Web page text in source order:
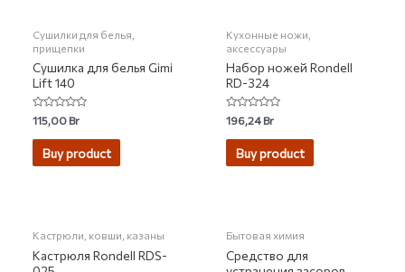
Сушилки для белья,
прищепки
Сушилка для белья Gimi
Lift 140
Rated
0
out
115,00Br
Buy product
Кухонные ножи,
аксессуары
Набор ножей Rondell
RD-324
Rated
0
out
196,24Br
Buy product
Кастрюли, ковши, казаны
Кастрюля Rondell RDS-
Бытовая химия
Средство для